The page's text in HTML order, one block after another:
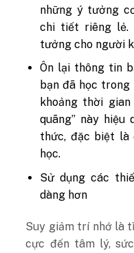
những ý tưởng
chi tiết riêng lẻ.
tưởng cho người
Ôn lại thông tin
bạn đã học trong
khoảng thời
quãng” này hiệu
thức, đặc biệt là
học.
Sử dụng các
dàng hơn
Suy giảm trí nhớ là
cực đến tâm lý,